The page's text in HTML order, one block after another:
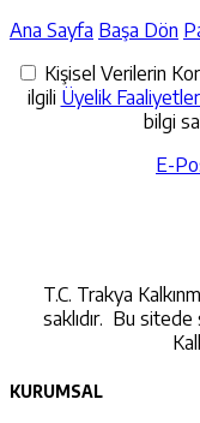
Ana Sayfa Başa Dön
Kişisel Verilerin
ilgili Üyelik
bilgi
E-
T.C. Trakya
saklıdır. Bu sitede
KURUMSAL